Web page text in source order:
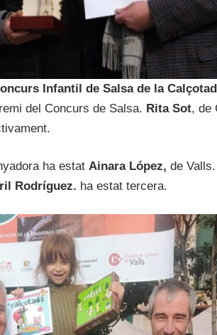
Infantil de Salsa de la
del Concurs de Salsa. Rita Sot, de
ha estat Ainara López, de Valls.
Rodríguez. ha estat tercera.